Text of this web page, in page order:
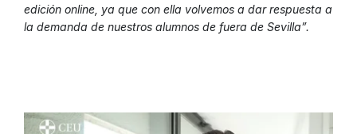
edición online, ya que con ella volvemos a dar respuesta a
la demanda de nuestros alumnos de fuera de Sevilla”.